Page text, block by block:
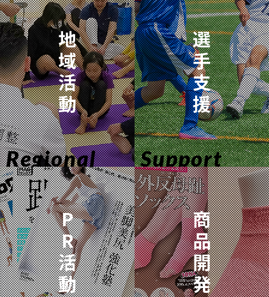
地
域
活
動
Regional
選
手
支
援
Support
P
R
活
動
商
品
開
発